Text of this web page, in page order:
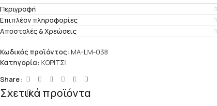
Περιγραφή
Επιπλέον πληροφορίες
Αποστολές & Χρεώσεις
Κωδικός προϊόντος: MA-LM-038
Κατηγορία: ΚΟΡΙΤΣΙ
Share:
Σχετικά προϊόντα